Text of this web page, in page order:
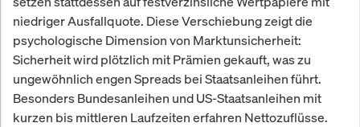
niedriger Ausfallquote. Diese Verschiebung zeigt die
psychologische Dimension von Marktunsicherheit:
Sicherheit wird plötzlich mit Prämien gekauft, was zu
ungewöhnlich engen Spreads bei Staatsanleihen führt.
Besonders Bundesanleihen und US-Staatsanleihen mit
kurzen bis mittleren Laufzeiten erfahren Nettozuflüsse.